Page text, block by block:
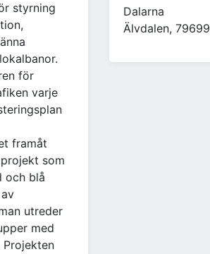
styrning
för
varje
framåt
som
och blå
utreder
med
Dalarna
Älvdalen, 79699